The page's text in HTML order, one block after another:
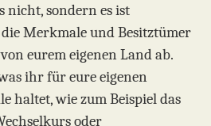
nicht, sondern es ist
Merkmale und Besitztümer
eurem eigenen Land ab.
ihr für eure eigenen
haltet, wie zum Beispiel das
oder